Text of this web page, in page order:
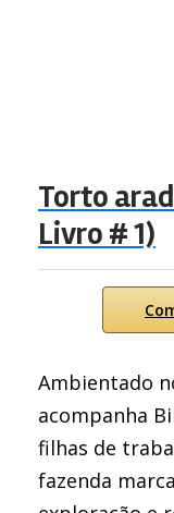
Torto
Livro # 1)
Ambientado
acompanha
filhas de
fazenda